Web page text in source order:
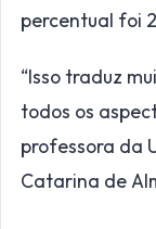
percentual foi
“Isso traduz
todos os
professora da
Catarina de